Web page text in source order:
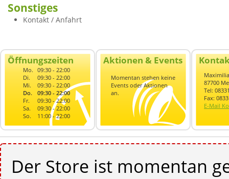
Sonstiges
Kontakt / Anfahrt
Öffnungszeiten
Mo. 09:30 - 22:00
Di.
09:30 - 22:00
Mi.
09:30 - 22:00
Do.
09:30 - 22:00
Fr.
09:30 - 22:00
Sa.
09:30 - 22:00
So.
11:00 - 22:00
Aktionen & Events
Momentan stehen keine
Events oder Aktionen
an.
87700
Tel:
Fax:
E-Mail
Der Store ist momentan